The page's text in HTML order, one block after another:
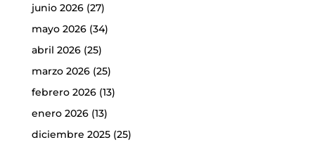
junio 2026(27)
mayo 2026(34)
abril 2026(25)
marzo 2026(25)
febrero 2026(13)
enero 2026(13)
diciembre 2025(25)